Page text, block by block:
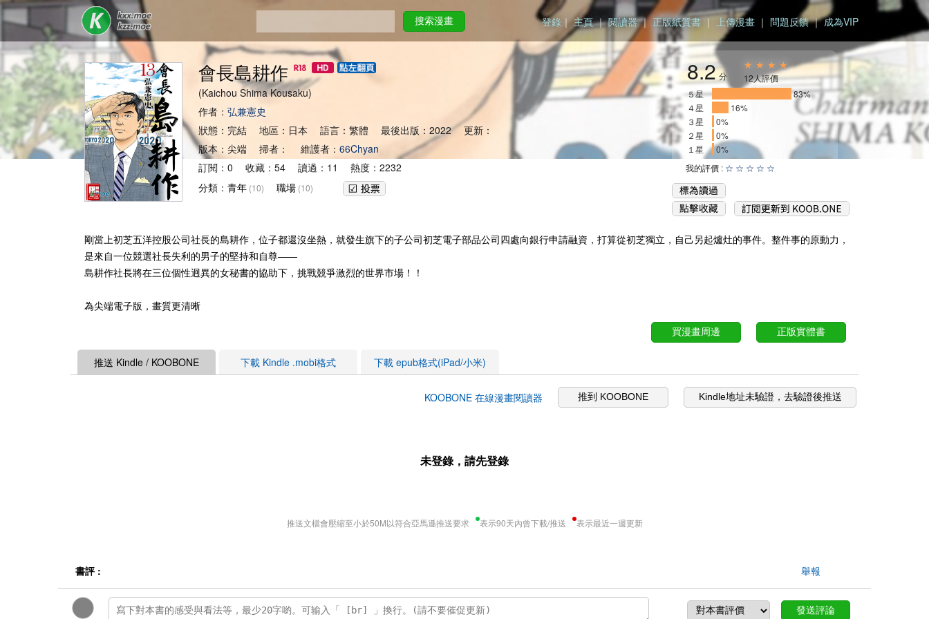
搜索漫畫 登錄 ｜主頁｜閱讀器｜正版紙質書｜ 上傳漫畫 ｜ 問題反饋｜成為VIP
會長島耕作
(Kaichou Shima Kousaku)
作者： 弘兼憲史
狀態：完結 地區：日本 語言：繁體 最後出版：2022 更新：
版本：尖端 掃者： 維護者： 66Chyan
訂閱：0 收藏：54 讀過：11 熱度：2232
分類： 青年 (10) 職場 (10)
8.2 分
★ ★ ★ ★
12人評價
５星
83%
４星
16%
３星
0%
２星
0%
１星0%
我的評價 : ☆ ☆ ☆ ☆ ☆
剛當上初芝五洋控股公司社長的島耕作，位子都還沒坐熱，就發生旗下的子公司初芝電子部品公司四處向銀行申請融資，打算從初芝獨立，自己另起爐灶的事件。整件事的原動力，
是來自一位競選社長失利的男子的堅持和自尊——
島耕作社長將在三位個性迥異的女秘書的協助下，挑戰競爭激烈的世界市場！！
為尖端電子版，畫質更清晰
買漫畫周邊 正版實體書
推送 Kindle / KOOBONE 下載 Kindle .mobi格式 下載 epub格式(iPad/小米)
KOOBONE 在線漫畫閱讀器 推到 KOOBONE Kindle地址未驗證，去驗證後推送
未登錄，請先登錄
推送文檔會壓縮至小於50M以符合亞馬遜推送要求 表示90天內曾下載/推送 表示最近一週更新
書評 : 舉報
發送評論